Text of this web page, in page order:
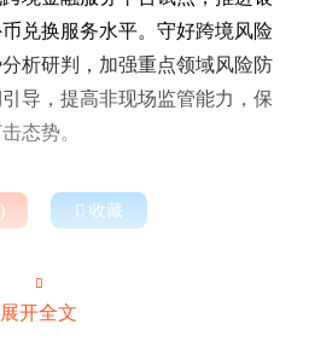
兑换服务水平。守好跨境风险
析研判，加强重点领域风险防
导，提高非现场监管能力，保
态势。
)  收藏

展开全文